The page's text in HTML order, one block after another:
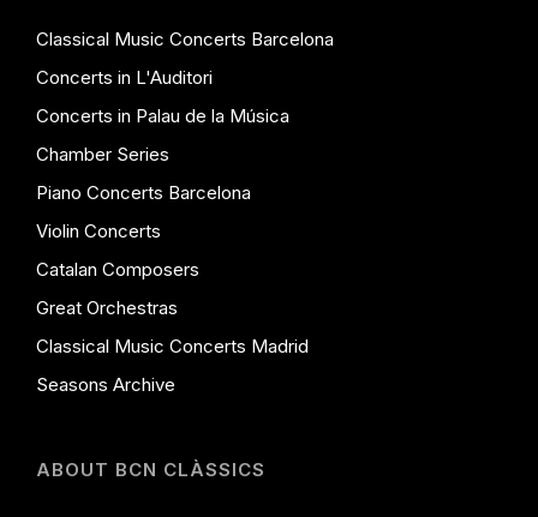
Classical Music Concerts Barcelona
Concerts in L'Auditori
Concerts in Palau de la Música
Chamber Series
Piano Concerts Barcelona
Violin Concerts
Catalan Composers
Great Orchestras
Classical Music Concerts Madrid
Seasons Archive
ABOUT BCN CLÀSSICS